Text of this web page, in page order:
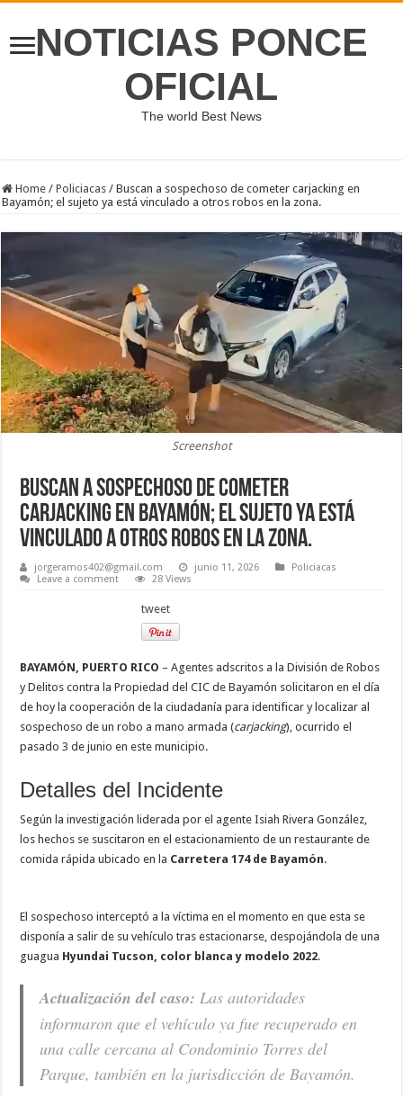
NOTICIAS PONCE
OFICIAL
The world Best News
Home / Policiacas / Buscan a sospechoso de cometer carjacking en
Bayamón; el sujeto ya está vinculado a otros robos en la zona.
Screenshot
Buscan a sospechoso de cometer
carjacking en Bayamón; el sujeto ya está
vinculado a otros robos en la zona.
jorgeramos402@gmail.com junio 11, 2026
Policiacas
Leave a comment
28 Views
tweet
BAYAMÓN, PUERTO RICO – Agentes adscritos a la División de Robos
y Delitos contra la Propiedad del CIC de Bayamón solicitaron en el día
de hoy la cooperación de la ciudadanía para identificar y localizar al
sospechoso de un robo a mano armada (carjacking), ocurrido el
pasado 3 de junio en este municipio.
Detalles del Incidente
Según la investigación liderada por el agente Isiah Rivera González,
los hechos se suscitaron en el estacionamiento de un restaurante de
comida rápida ubicado en la Carretera 174 de Bayamón.
El sospechoso interceptó a la víctima en el momento en que esta se
disponía a salir de su vehículo tras estacionarse, despojándola de una
guagua Hyundai Tucson, color blanca y modelo 2022.
Actualización del caso: Las autoridades
informaron que el vehículo ya fue recuperado en
una calle cercana al Condominio Torres del
Parque, también en la jurisdicción de Bayamón.